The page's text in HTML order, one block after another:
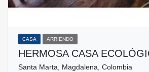
CASA ARRIENDO
HERMOSA CASA
Santa Marta, Magdalena, Colombia